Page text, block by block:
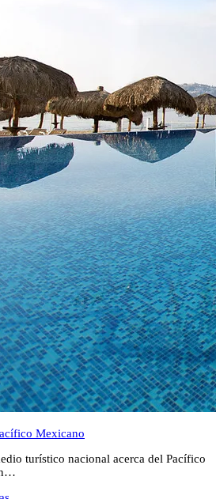
Mexicano
turístico nacional acerca del Pacífico